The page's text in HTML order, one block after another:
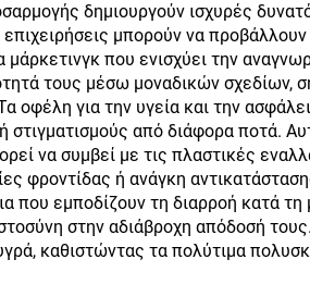
δημιουργούν ισχυρές
μπορούν να
μάρκετινγκ που ενισχύει την
τους μέσω μοναδικών
οφέλη για την υγεία και την
από διάφορα ποτά.
να συμβεί με τις πλαστικές
φροντίδας ή ανάγκη
που εμποδίζουν τη διαρροή κατά
στην αδιάβροχη απόδοσή
καθιστώντας τα πολύτιμα